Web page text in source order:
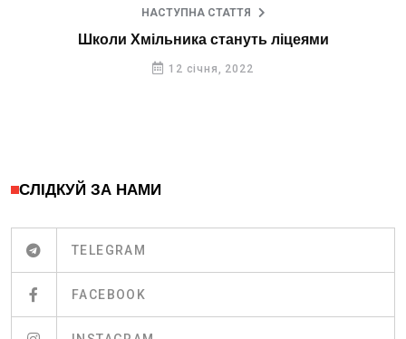
НАСТУПНА СТАТТЯ
Школи Хмільника стануть ліцеями
12 січня, 2022
СЛІДКУЙ ЗА НАМИ
TELEGRAM
FACEBOOK